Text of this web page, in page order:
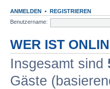
ANMELDEN • REGISTRIEREN
Benutzername:
WER IST
Insgesamt sind
Gäste